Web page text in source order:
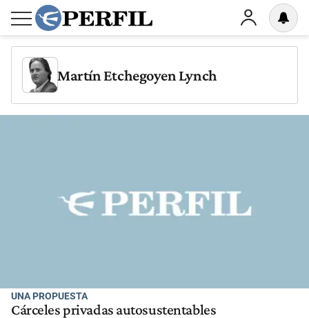
Martín Etchegoyen Lynch
UNA PROPUESTA
Cárceles privadas autosustentables